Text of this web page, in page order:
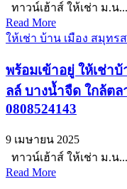
ทาวน์เฮ้าส์ ให้เช่า ม.น...
Read More
ให้เช่า บ้าน เมือง สมุทร
พร้อมเข้าอยู่ ให้เช่า
ลล์ บางน้ำจืด ใกล้ต
0808524143
9 เมษายน 2025
ทาวน์เฮ้าส์ ให้เช่า ม.น...
Read More